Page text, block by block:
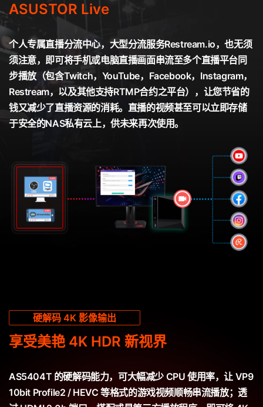
ASUSTOR Live
个人专属直播分流中心，大型分流服务Restream.io，也无须
须注意，即可将手机或电脑直播画面串流至多个直播平台同
步播放（包含Twitch，YouTube，Facebook，Instagram，
Restream，以及其他支持RTMP合约之平台），让您节省的
钱又减少了直播资源的消耗。直播的视频甚至可以立即存储
于安全的NAS私有云上，供未来再次使用。
硬解码 4K 影像输出
享受美艳 4K HDR 新视界
AS5404T 的硬解码能力，可大幅减少 CPU 使用率，让 VP9
10bit Profile2 / HEVC 等格式的游戏视频顺畅串流播放；透